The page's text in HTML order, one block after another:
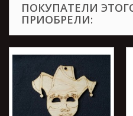
ПОКУПАТЕЛИ
ПРИОБРЕЛИ: